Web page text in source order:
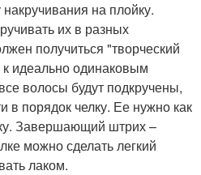
на плойку.
их в разных
получиться "творческий
идеально одинаковым
волосы будут подкручены,
в порядок челку. Ее нужно как
Завершающий штрих –
можно сделать легкий
лаком.